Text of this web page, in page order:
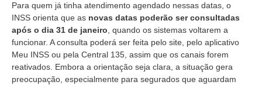
Para quem já tinha atendimento agendado nessas datas, o
INSS orienta que as novas datas poderão ser consultadas
após o dia 31 de janeiro, quando os sistemas voltarem a
funcionar. A consulta poderá ser feita pelo site, pelo aplicativo
Meu INSS ou pela Central 135, assim que os canais forem
reativados. Embora a orientação seja clara, a situação gera
preocupação, especialmente para segurados que aguardam